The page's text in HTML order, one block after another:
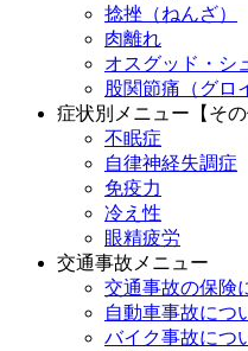
捻挫（ねんざ）
肉離れ
オスグッド・シ
股関節痛（グロ
症状別メニュー【その
不眠症
自律神経失調症
免疫力
冷え性
眼精疲労
交通事故メニュー
交通事故の保険
自動車事故につ
バイク事故につ